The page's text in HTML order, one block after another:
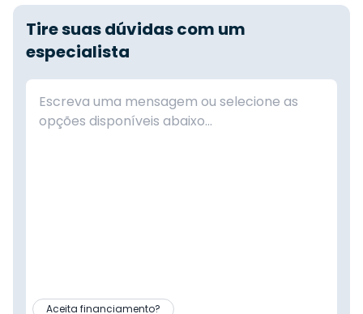
Tire suas dúvidas com um
especialista
Aceita financiamento?